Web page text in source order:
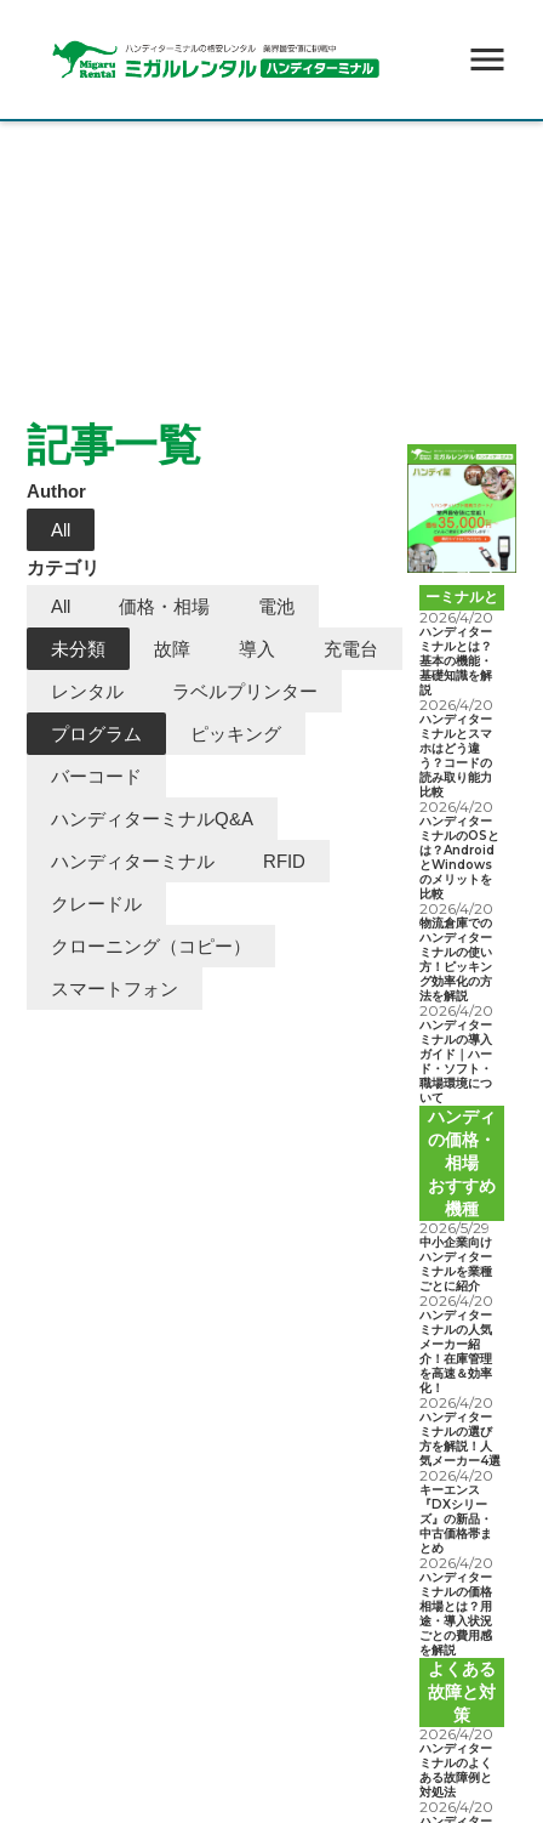
記事一覧
Author
All
カテゴリ
All
価格・相場 電池
未分類 故障 導入 充電台
レンタル ラベルプリンター
プログラム ピッキング
バーコード
ハンディターミナルQ&A
ハンディターミナル RFID
クレードル
クローニング（コピー）
スマートフォン
ハンディタ
ーミナルと
は
2026/4/20
ハンディター
ミナルとは？
基本の機能・
基礎知識を解
説
2026/4/20
ハンディター
ミナルとスマ
ホはどう違
う？コードの
読み取り能力
比較
2026/4/20
ハンディター
ミナルのOSと
は？Android
とWindows
のメリットを
比較
2026/4/20
物流倉庫での
ハンディター
ミナルの使い
方！ピッキン
グ効率化の方
法を解説
2026/4/20
ハンディター
ミナルの導入
ガイド｜ハー
ド・ソフト・
職場環境につ
いて
ハンディ
の価格・
相場
おすすめ
機種
2026/5/29
中小企業向け
ハンディター
ミナルを業種
ごとに紹介
2026/4/20
ハンディター
ミナルの人気
メーカー紹
介！在庫管理
を高速＆効率
化！
2026/4/20
ハンディター
ミナルの選び
方を解説！人
気メーカー4選
2026/4/20
キーエンス
『DXシリー
ズ』の新品・
中古価格帯ま
とめ
2026/4/20
ハンディター
ミナルの価格
相場とは？用
途・導入状況
ごとの費用感
を解説
よくある
故障と対
策
2026/4/20
ハンディター
ミナルのよく
ある故障例と
対処法
2026/4/20
menu